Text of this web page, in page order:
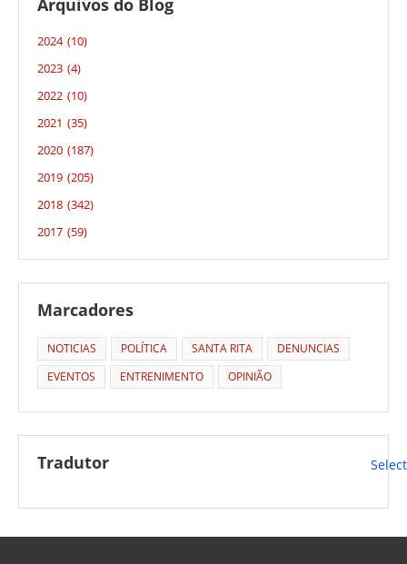
Arquivos do Blog
2024 (10)
2023 (4)
2022 (10)
2021 (35)
2020 (187)
2019 (205)
2018 (342)
2017 (59)
Marcadores
NOTICIAS POLÍTICA SANTA RITA
DENUNCIAS
EVENTOS
ENTRENIMENTO OPINIÃO
Tradutor